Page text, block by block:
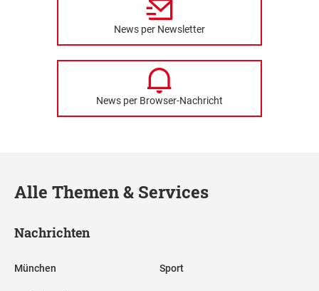
News per Newsletter
News per Browser-Nachricht
Alle Themen & Services
Nachrichten
München Sport